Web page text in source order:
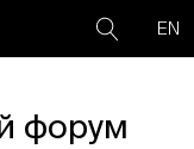
EN
форум